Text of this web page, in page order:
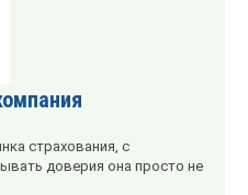
страхования, с
доверия она просто не